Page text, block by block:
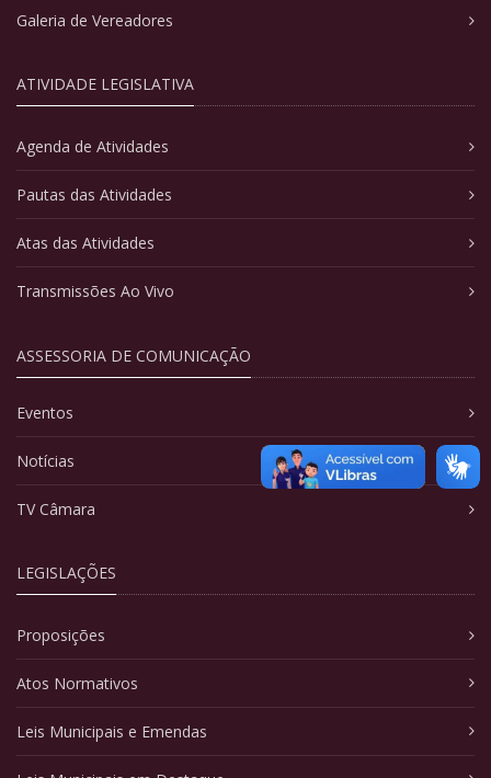
Galeria de Vereadores
ATIVIDADE LEGISLATIVA
Agenda de Atividades
Pautas das Atividades
Atas das Atividades
Transmissões Ao Vivo
ASSESSORIA DE COMUNICAÇÃO
Eventos
Notícias
TV Câmara
LEGISLAÇÕES
Proposições
Atos Normativos
Leis Municipais e Emendas